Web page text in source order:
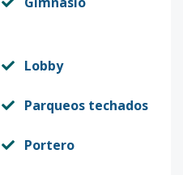
Lobby
Parqueos techados
Portero